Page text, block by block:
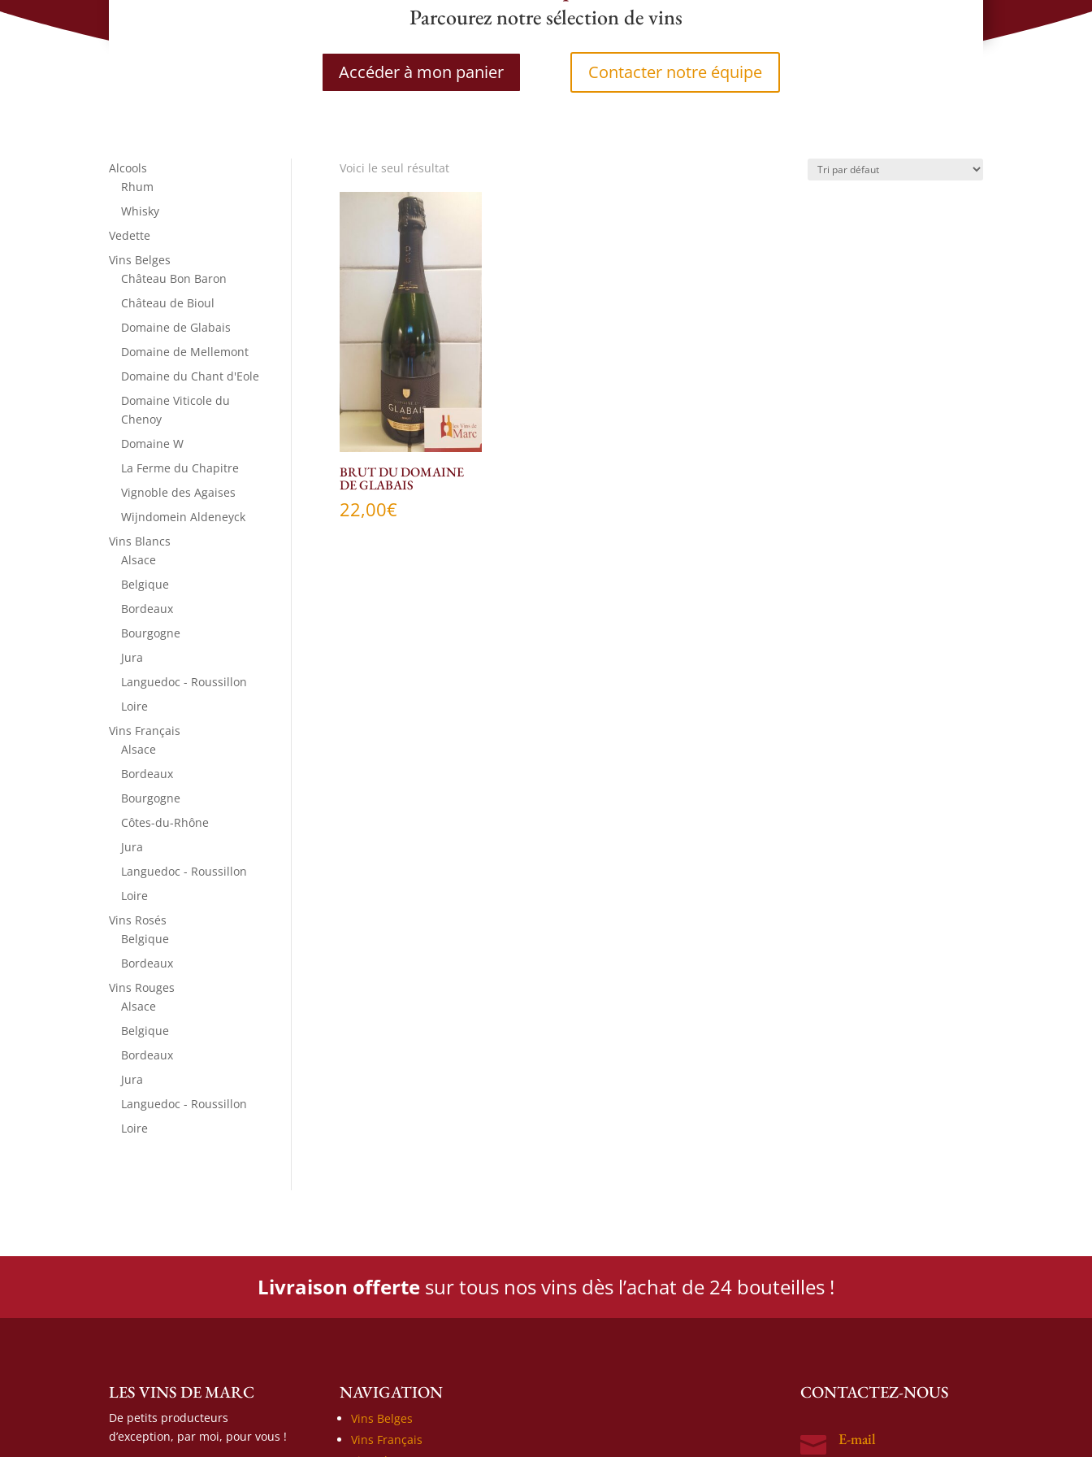
Parcourez notre sélection de vins
Accéder à mon panier Contacter notre équipe
Alcools
Rhum
Whisky
Vedette
Vins Belges
Château Bon Baron
Château de Bioul
Domaine de Glabais
Domaine de Mellemont
Domaine du Chant d'Eole
Domaine Viticole du
Chenoy
Domaine W
La Ferme du Chapitre
Vignoble des Agaises
Wijndomein Aldeneyck
Vins Blancs
Alsace
Belgique
Bordeaux
Bourgogne
Jura
Languedoc - Roussillon
Loire
Vins Français
Alsace
Bordeaux
Bourgogne
Côtes-du-Rhône
Jura
Languedoc - Roussillon
Loire
Vins Rosés
Belgique
Bordeaux
Vins Rouges
Alsace
Belgique
Bordeaux
Jura
Languedoc - Roussillon
Loire
Voici le seul résultat
BRUT DU DOMAINE
DE GLABAIS
22,00€
Livraison offerte sur tous nos vins dès l’achat de 24 bouteilles !
LES VINS DE MARC
De petits producteurs
d’exception, par moi, pour vous !
NAVIGATION
Vins Belges
Vins Français
CONTACTEZ-NOUS
 E-mail